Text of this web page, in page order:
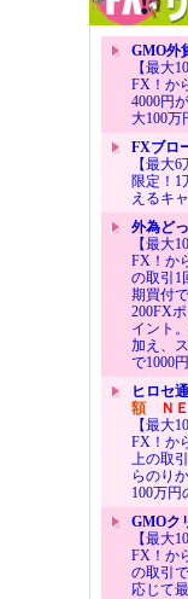
GMO外
【最大
FX！か
4000円
大100万
FXブロ
【最大
限定！1
えるキ
外為ど
【最大
FX！か
の取引1
期買付
200FX
イント
加え、
で1000
ヒロセ
額ＮＥ
【最大
FX！か
上の取
らのり
100万円
GMOク
【最大
FX！か
の取引
応じて